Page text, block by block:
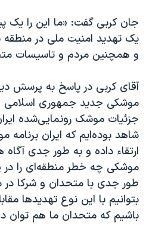
جان کربی گفت: «ما این را یک
یک تهدید امنیت ملی در منطقه
و همچنین مردم و تاسیسات
آقای کربی در پاسخ به پرسش
موشکی جدید جمهوری اسلامی
جزئیات موشک رونمایی‌شده
شاهد بوده‌ایم که ایران
ارتقاء داده و به طور جدی آگاه
موشکی چه خطر منطقه‌ای را در
طور جدی با متحدان و شرکا در
بتوانیم با این نوع تهدیدها
باشیم که متحدان ما هم توان